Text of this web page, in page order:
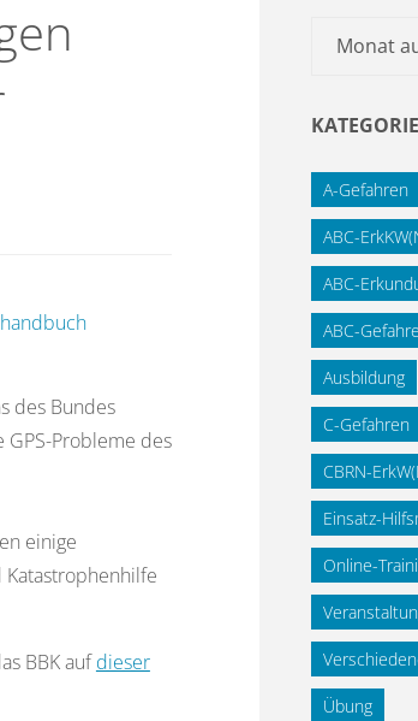
des Bundes
Probleme des
einige
BBK aufdieser
Archiv
A-Gefahren
ABC-
ABC-
ABC-
Ausbildung
C-Gefahren
CBRN-
Einsatz-
Online-
Übung